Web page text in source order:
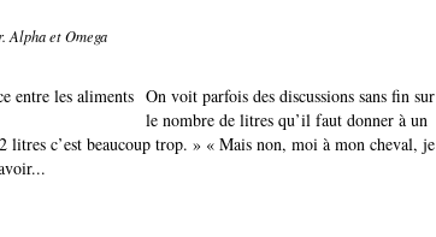
Alpha et Omega
On voit parfois des discussions sans fin sur
le nombre de litres qu’il faut donner à un
c’est beaucoup trop. » « Mais non, moi à mon cheval, je